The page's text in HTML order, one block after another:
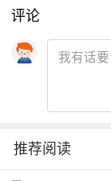
评论
推荐阅读